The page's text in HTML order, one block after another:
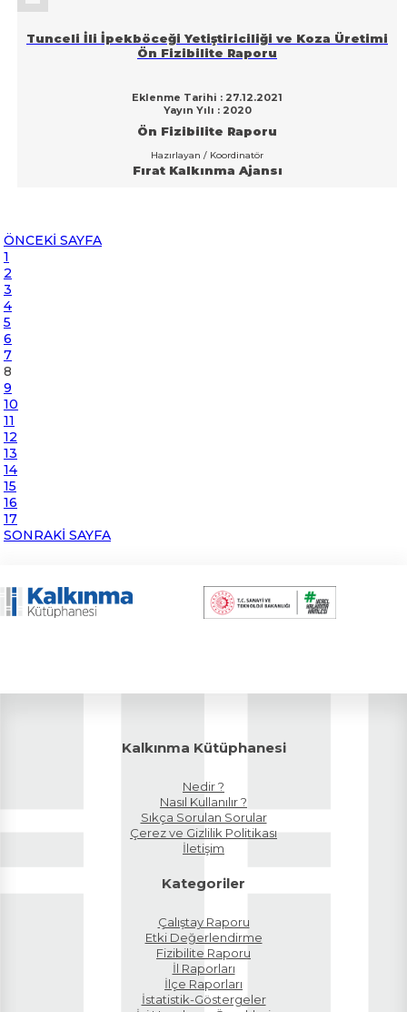
Tunceli İli İpekböceği Yetiştiriciliği ve Koza Üretimi
Ön Fizibilite Raporu
Eklenme Tarihi : 27.12.2021
Yayın Yılı : 2020
Ön Fizibilite Raporu
Hazırlayan / Koordinatör
Fırat Kalkınma Ajansı
ÖNCEKİ SAYFA
1
2
3
4
5
6
7
8
9
10
11
12
13
14
15
16
17
SONRAKİ SAYFA
Kalkınma Kütüphanesi
Nedir ?
Nasıl Kullanılır ?
Sıkça Sorulan Sorular
Çerez ve Gizlilik Politikası
İletişim
Kategoriler
Çalıştay Raporu
Etki Değerlendirme
Fizibilite Raporu
İl Raporları
İlçe Raporları
İstatistik-Göstergeler